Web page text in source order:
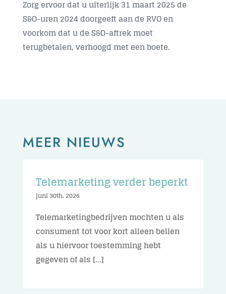
Zorg ervoor dat u uiterlijk31 maart 2025de
S&O-uren 2024 doorgeeft aan de RVO en
voorkom dat u de S&O-aftrek moet
terugbetalen, verhoogd met een boete.
MEER NIEUWS
Telemarketing verder beperkt
juni 30th, 2026
Telemarketingbedrijven mochten u als
consument tot voor kort alleen bellen
als u hiervoor toestemming hebt
gegeven of als [...]